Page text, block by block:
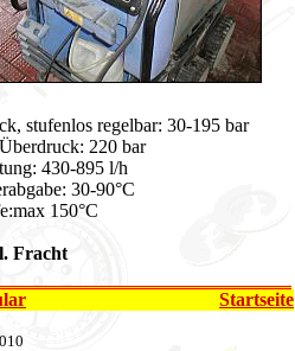
stufenlos regelbar: 30-195 bar
220 bar
430-895 l/h
30-90°C
150°C
Fracht
Startseite